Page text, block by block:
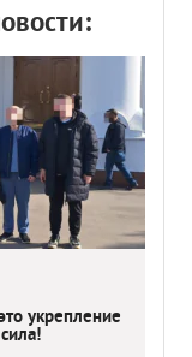
укрепление